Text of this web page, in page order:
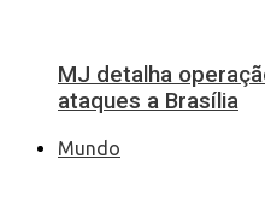
MJ detalha
ataques a Brasília
Mundo